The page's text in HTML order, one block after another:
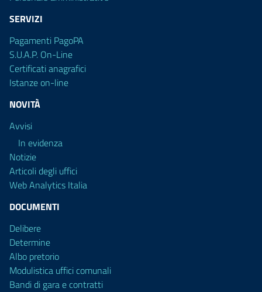
SERVIZI
Pagamenti PagoPA
S.U.A.P. On-Line
Certificati anagrafici
Istanze on-line
NOVITÀ
Avvisi
In evidenza
Notizie
Articoli degli uffici
Web Analytics Italia
DOCUMENTI
Delibere
Determine
Albo pretorio
Modulistica uffici comunali
Bandi di gara e contratti